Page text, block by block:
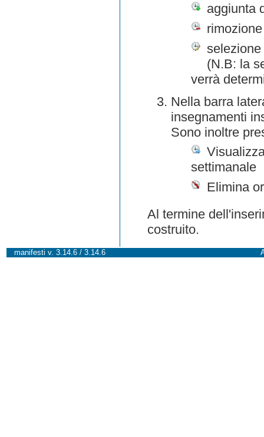
aggiunta
(N.B: la
verrà
Nella barra
insegnamenti
Sono inoltre
settimanale
Elimina
Al termine
costruito.
manifesti v. 3.14.6 / 3.14.6